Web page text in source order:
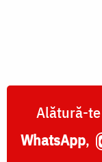
Alătură-
WhatsApp,